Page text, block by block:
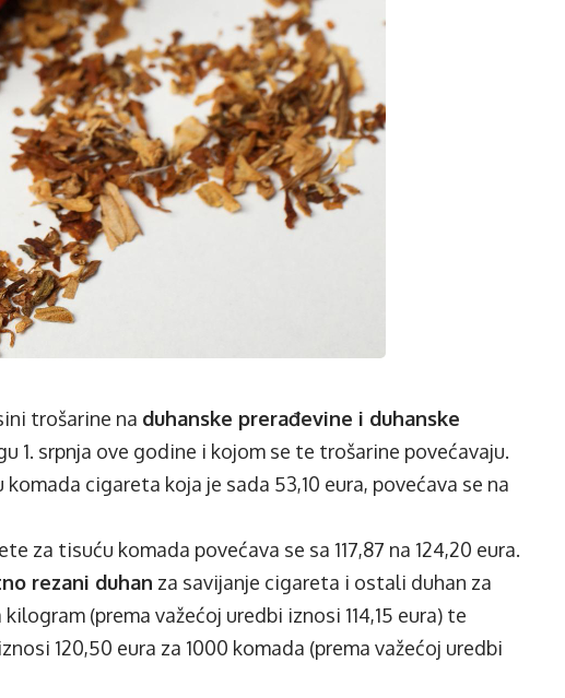
trošarine na duhanske prerađevine i duhanske
1. srpnja ove godine i kojom se te trošarine povećavaju.
cigareta koja je sada 53,10 eura, povećava se na
za tisuću komada povećava se sa 117,87 na 124,20 eura.
rezani duhan za savijanje cigareta i ostali duhan za
(prema važećoj uredbi iznosi 114,15 eura) te
120,50 eura za 1000 komada (prema važećoj uredbi